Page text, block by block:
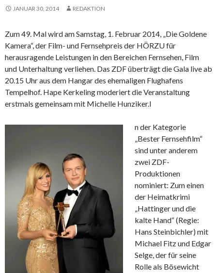
JANUAR 30, 2014 REDAKTION
Zum 49. Mal wird am Samstag, 1. Februar 2014, „Die Goldene
Kamera“, der Film- und Fernsehpreis der HÖRZU für
herausragende Leistungen in den Bereichen Fernsehen, Film
und Unterhaltung verliehen. Das ZDF überträgt die Gala live ab
20.15 Uhr aus dem Hangar des ehemaligen Flughafens
Tempelhof. Hape Kerkeling moderiert die Veranstaltung
erstmals gemeinsam mit Michelle Hunziker.I
n der Kategorie
„Bester Fernsehfilm“
sind unter anderem
zwei ZDF-
Produktionen
nominiert: Zum einen
der Heimatkrimi
„Hattinger und die
kalte Hand“ (Regie:
Hans Steinbichler) mit
Michael Fitz und Edgar
Selge, der für seine
Rolle als Bösewicht